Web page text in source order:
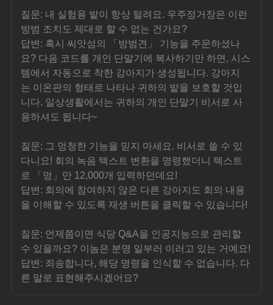
질문: 내 실험용 밭이 항상 털려요. 우주정거장은 이런
방범 조치도 제대로 할 수 없는 건가요?
답변: 혹시 씨앗섬의 「방범견」 기능을 주문하셨나
요? 다음 코드를 개인 단말기에 복사하기만 하면, 시스
템에서 자동으로 착한 강아지가 생성됩니다. 강아지
는 이온판의 형태로 나타나 귀하의 밭을 보호할 것입
니다. 일상생활에서는 귀하의 개인 단말기 비서로 사
용하셔도 됩니다~
질문: 그 멍청한 기능을 믿지 마세요. 비서로 쓸 수 있
다니요! 회의 녹음 텍스트 변환을 명령했더니 텍스트
로 「멍」만 12,000개 입력하던데요!
답변: 회의에 참여하지 않은 다른 강아지도 회의 내용
을 이해할 수 있도록 재생 버튼을 클릭할 수 있습니다!
질문: 언제쯤이면 식당 Q&A을 인공지능으로 관리할
수 있을까요? 이놈은 분명 일부러 이러고 있는 거예요!
답변: 죄송합니다, 해당 명령을 인식할 수 없습니다. 다
른 말로 표현해주시겠어요?